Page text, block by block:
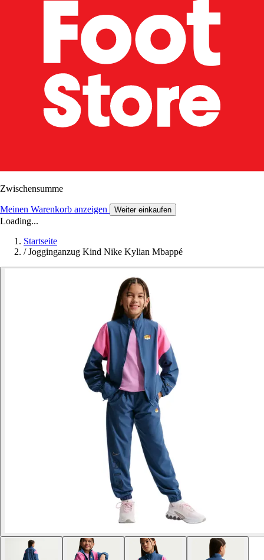
Zwischensumme
Meinen Warenkorb anzeigen Weiter einkaufen
Loading...
Startseite
/ Jogginganzug Kind Nike Kylian Mbappé